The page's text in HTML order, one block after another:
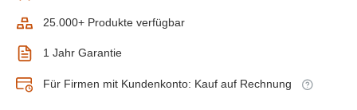
25.000+ Produkte verfügbar
1 Jahr Garantie
Für Firmen mit Kundenkonto: Kauf auf Rechnung